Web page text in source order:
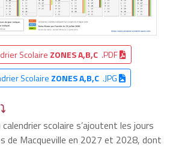
Scolaire ZONES A,B,C .PDF
Scolaire ZONES A,B,C.JPG
scolaire s’ajoutent les jours
de Macqueville en 2027 et 2028, dont